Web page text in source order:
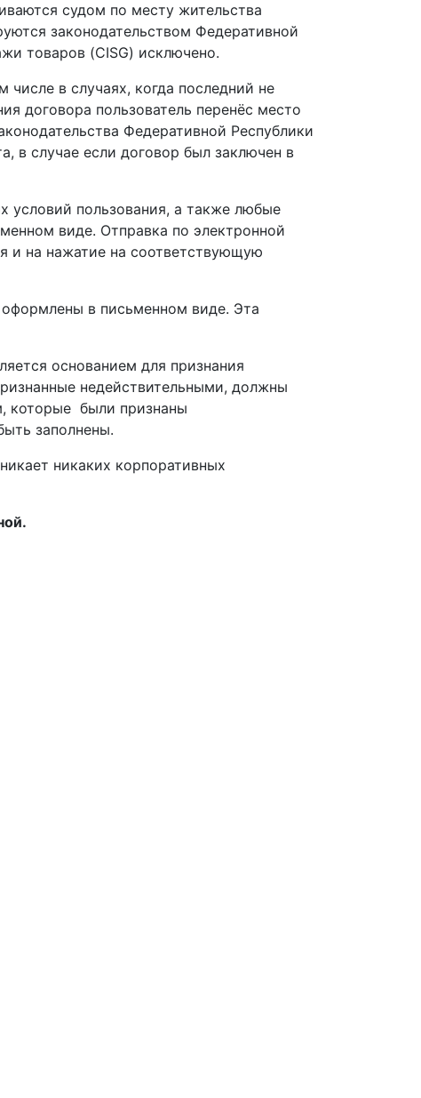
судом по месту жительства
законодательством Федеративной
товаров (CISG) исключено.
числе в случаях, когда последний не
договора пользователь перенёс место
Федеративной Республики
, в случае если договор был заключен в
условий пользования, а также любые
виде. Отправка по электронной
и на нажатие на соответствующую
в письменном виде. Эта
основанием для признания
ризнанные недействительными, должны
которые были признаны
заполнены.
никаких корпоративных